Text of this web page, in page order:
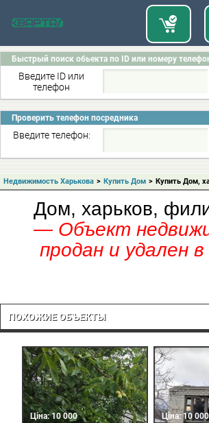
Быстрый поиск обьекта по ID или номеру
Введите ID или
телефон
Проверить телефон посредника
Введите телефон:
Недвижимость Харькова > Купить Дом > Купить Дом,
Дом, харьков,
— Объект
продан и удален в
ПОХОЖИЕ ОБЪЕКТЫ
Ціна: 10 000
Ціна: 10 000